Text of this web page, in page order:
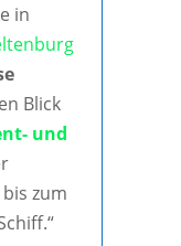
in
Blick
und
zum